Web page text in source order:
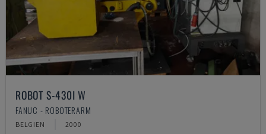
ROBOT S-430I W
FANUC - ROBOTERARM
BELGIEN 2000